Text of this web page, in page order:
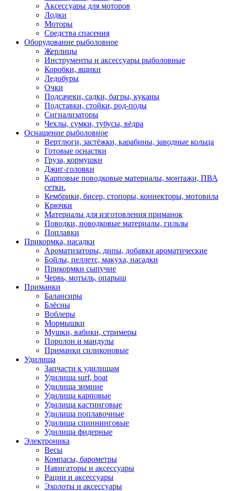
Аксессуары для моторов
Лодки
Моторы
Средства спасения
Оборудование рыболовное
Жерлицы
Инструменты и аксессуары рыболовные
Коробки, ящики
Ледобуры
Очки
Подсачеки, садки, багры, куканы
Подставки, стойки, род-поды
Сигнализаторы
Чехлы, сумки, тубусы, вёдра
Оснащение рыболовное
Вертлюги, застёжки, карабины, заводные кольца
Готовые оснастки
Груза, кормушки
Джиг-головки
Карповые поводковые материалы, монтажи, ПВА
сетки.
Кембрики, бисер, стопоры, коннекторы, мотовила
Крючки
Материалы для изготовления приманок
Поводки, поводковые материалы, гильзы
Поплавки
Прикормка, насадки
Ароматизаторы, дипы, добавки ароматические
Бойлы, пеллетс, макуха, насадки
Прикормки сыпучие
Червь, мотыль, опарыш
Приманки
Балансиры
Блёсны
Воблеры
Мормышки
Мушки, вабики, стримеры
Поролон и мандулы
Приманки силиконовые
Удилища
Запчасти к удилищам
Удилища surf, boat
Удилища зимние
Удилища карповые
Удилища кастинговые
Удилища поплавочные
Удилища спиннинговые
Удилища фидерные
Электроника
Весы
Компасы, барометры
Навигаторы и аксессуары
Рации и аксессуары
Эхолоты и аксессуары